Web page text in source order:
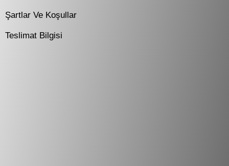
Şartlar Ve Koşullar
Teslimat Bilgisi